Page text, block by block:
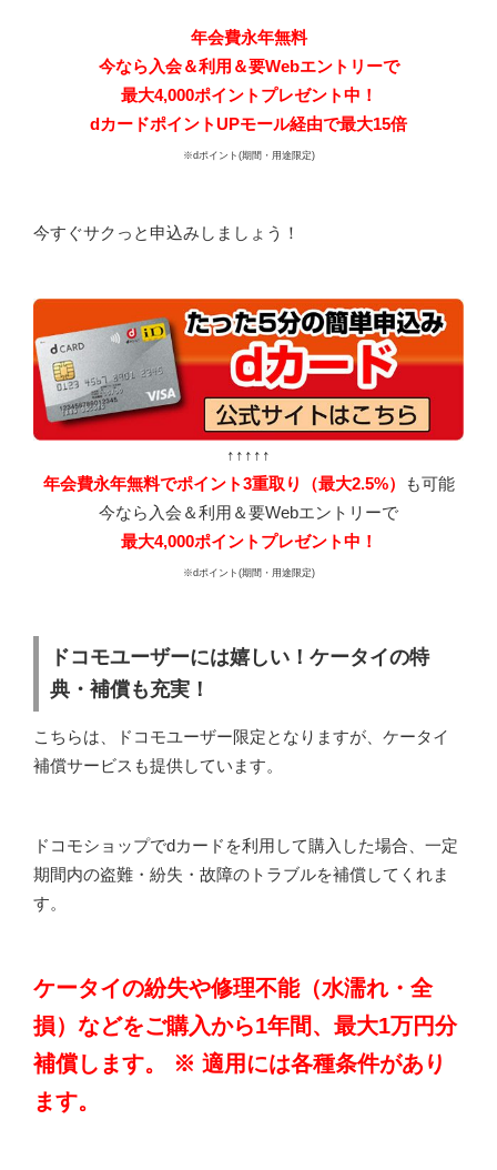
年会費永年無料
今なら入会＆利用＆要Webエントリーで
最大4,000ポイントプレゼント中！
dカードポイントUPモール経由で最大15倍
※dポイント(期間・用途限定)
今すぐサクっと申込みしましょう！
↑↑↑↑↑
年会費永年無料でポイント3重取り（最大2.5%）
も可能
今なら入会＆利用＆要Webエントリーで
最大4,000ポイントプレゼント中！
※dポイント(期間・用途限定)
ドコモユーザーには嬉しい！ケータイの特
典・補償も充実！
こちらは、ドコモユーザー限定となりますが、ケータイ
補償サービスも提供しています。
ドコモショップでdカードを利用して購入した場合、一定
期間内の盗難・紛失・故障のトラブルを補償してくれま
す。
ケータイの紛失や修理不能（水濡れ・全
損）などをご購入から1年間、最大1万円分
補償します。 ※ 適用には各種条件があり
ます。